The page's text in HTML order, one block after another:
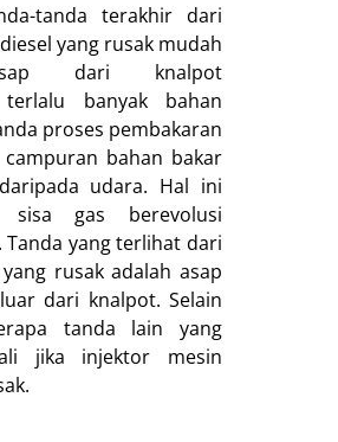
tanda terakhir dari
yang rusak mudah
dari knalpot
terlalu banyak bahan
proses pembakaran
bahan bakar
udara. Hal ini
sisa gas berevolusi
yang terlihat dari
rusak adalah asap
dari knalpot. Selain
tanda lain yang
jika injektor mesin